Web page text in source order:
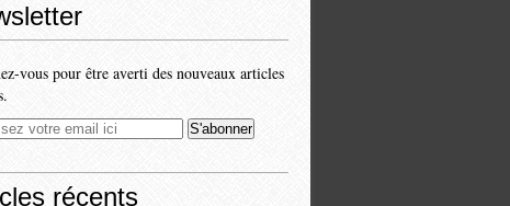
vous pour être averti des nouveaux articles
récents